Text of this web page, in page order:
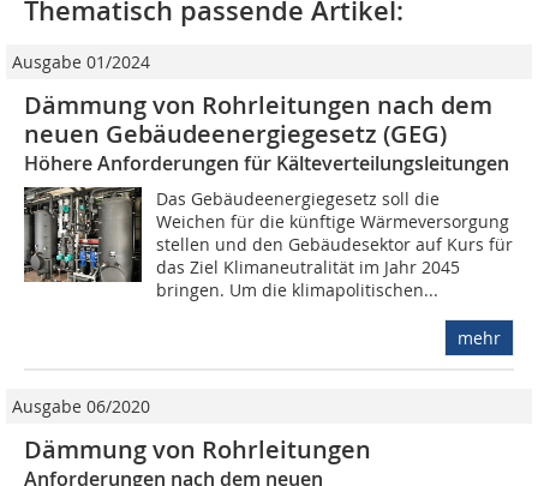
Thematisch passende Artikel:
Ausgabe 01/2024
Dämmung von Rohrleitungen nach dem
neuen Gebäudeenergiegesetz (GEG)
Höhere Anforderungen für Kälteverteilungsleitungen
Das Gebäudeenergiegesetz soll die
Weichen für die künftige Wärmeversorgung
stellen und den Gebäudesektor auf Kurs für
das Ziel Klimaneutralität im Jahr 2045
bringen. Um die klimapolitischen...
mehr
Ausgabe 06/2020
Dämmung von Rohrleitungen
Anforderungen nach dem neuen